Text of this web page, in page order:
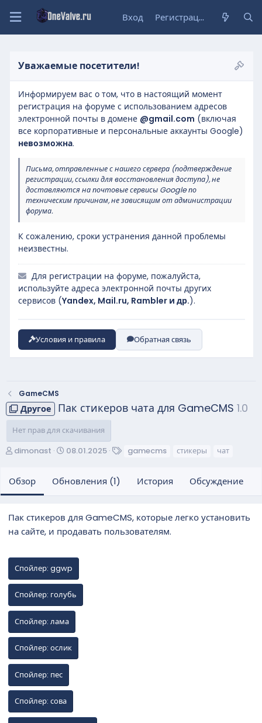
Вход Регистрация
Уважаемые посетители!
Информируем вас о том, что в настоящий момент
регистрация на форуме с использованием адресов
электронной почты в домене @gmail.com (включая
все корпоративные и персональные аккаунты Google)
невозможна.
Письма, отправленные с нашего сервера (подтверждение
регистрации, ссылки для восстановления доступа), не
доставляются на почтовые сервисы Google по
техническим причинам, не зависящим от администрации
форума.
К сожалению, сроки устранения данной проблемы
неизвестны.
Для регистрации на форуме, пожалуйста,
используйте адреса электронной почты других
сервисов (Yandex, Mail.ru, Rambler и др.).
Условия и правила Обратная связь
GameCMS
Другое Пак стикеров чата для GameCMS 1.0
Нет прав для скачивания
А
о
р
dimonast
Д
а
с
з
д
н
и
я
08.01.2025 gamecms стикеры чат
Обзор Обновления (1) История Обсуждение
Пак стикеров для GameCMS, которые легко установить
на сайте, и продавать пользователям.
Спойлер: ggwp
Спойлер: голубь
Спойлер: лама
Спойлер: ослик
Спойлер: пес
Спойлер: сова